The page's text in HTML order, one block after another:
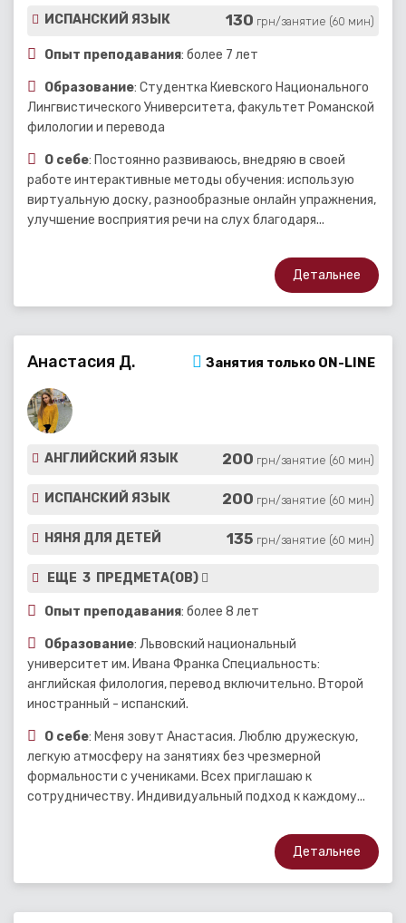
ИСПАНСКИЙ ЯЗЫК 130 грн/занятие (60 мин)
Опыт преподавания: более 7 лет
Образование: Студентка Киевского Национального
Лингвистического Университета, факультет Романской
филологии и перевода
О себе: Постоянно развиваюсь, внедряю в своей
работе интерактивные методы обучения: использую
виртуальную доску, разнообразные онлайн упражнения,
улучшение восприятия речи на слух благодаря...
Детальнее
Анастасия Д. Занятия только ON-LINE
АНГЛИЙСКИЙ ЯЗЫК 200 грн/занятие (60 мин)
ИСПАНСКИЙ ЯЗЫК 200 грн/занятие (60 мин)
НЯНЯ ДЛЯ ДЕТЕЙ 135 грн/занятие (60 мин)
ЕЩЕ 3 ПРЕДМЕТА(ОВ)
Опыт преподавания: более 8 лет
Образование: Львовский национальный
университет им. Ивана Франка Специальность:
английская филология, перевод включительно. Второй
иностранный - испанский.
О себе: Меня зовут Анастасия. Люблю дружескую,
легкую атмосферу на занятиях без чрезмерной
формальности с учениками. Всех приглашаю к
сотрудничеству. Индивидуальный подход к каждому...
Детальнее